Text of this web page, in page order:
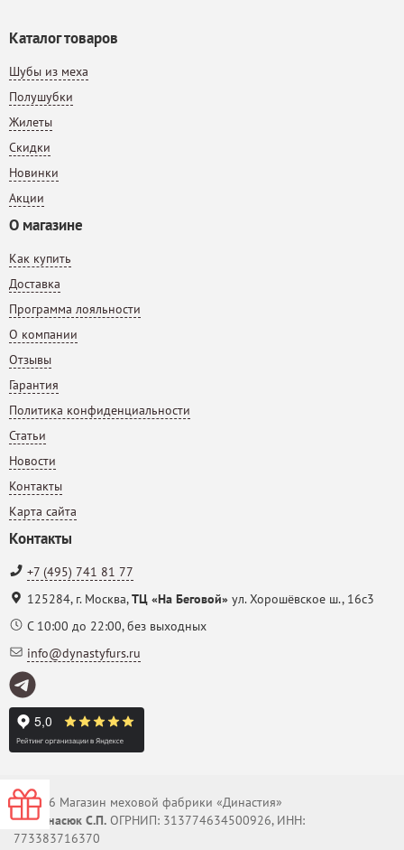
Каталог товаров
Шубы из меха
Полушубки
Жилеты
Скидки
Новинки
Акции
О магазине
Как купить
Доставка
Программа лояльности
О компании
Отзывы
Гарантия
Политика конфиденциальности
Статьи
Новости
Контакты
Карта сайта
Контакты
+7 (495) 741 81 77
125284, г. Москва,ТЦ «На Беговой» ул. Хорошёвское ш., 16с3
С 10:00 до 22:00, без выходных
info@dynastyfurs.ru
© 2026 Магазин меховой фабрики «Династия»
ИП Панасюк С.П. ОГРНИП: 313774634500926, ИНН:
773383716370
0000